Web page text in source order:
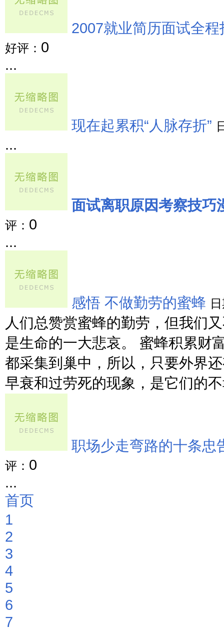
2007就业简历面试全程
好评： 0
...
现在起累积“人脉存折”
...
面试离职原因考察技巧
评： 0
...
感悟 不做勤劳的蜜蜂
人们总赞赏蜜蜂的勤劳，但我们
是生命的一大悲哀。 蜜蜂积累财
都采集到巢中，所以，只要外界
早衰和过劳死的现象，是它们的
职场少走弯路的十条忠
评： 0
...
首页
1
2
3
4
5
6
7